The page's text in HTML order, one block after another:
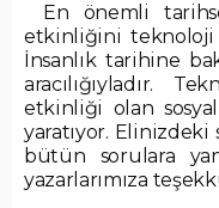
En önemli
etkinliğini teknoloji
İnsanlık tarihine
aracılığıyladır.
etkinliği olan
yaratıyor. Elinizdeki
bütün sorulara
yazarlarımıza